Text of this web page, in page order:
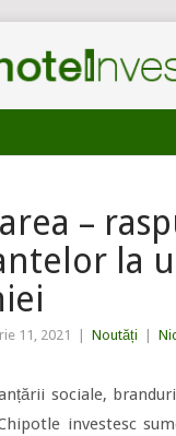
–
la
11, 2021 Noutăți
sociale,
investesc